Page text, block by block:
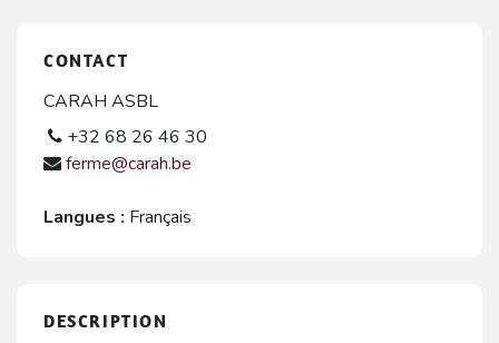
CONTACT
CARAH ASBL
+32 68 26 46 30
ferme@carah.be
Langues : Français
DESCRIPTION